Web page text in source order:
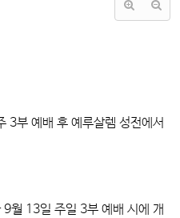
3부 예배 후 예루살렘 성전에서
9월 13일 주일 3부 예배 시에 개